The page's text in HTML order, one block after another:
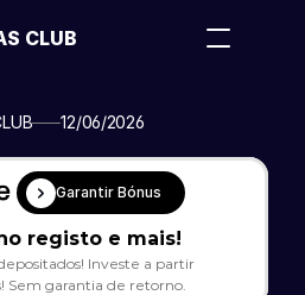
12/06/2026
Garantir Bónus
registo e mais!
Investe a partir
Sem garantia de retorno.
CLUB